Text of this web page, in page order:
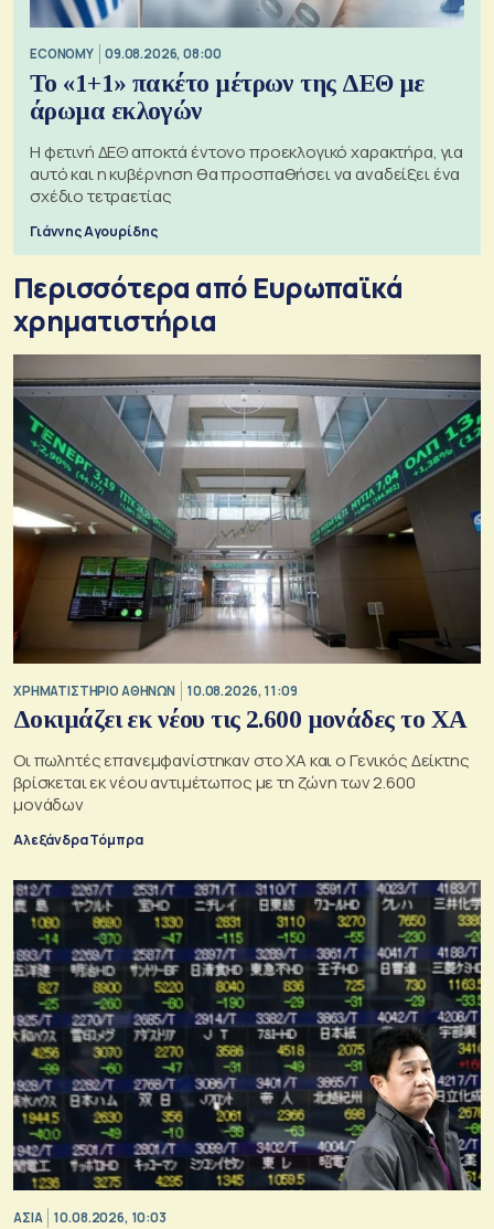
ECONOMY 09.08.2026, 08:00
Το «1+1» πακέτο μέτρων της ΔΕΘ με
άρωμα εκλογών
Η φετινή ΔΕΘ αποκτά έντονο προεκλογικό χαρακτήρα, για
αυτό και η κυβέρνηση θα προσπαθήσει να αναδείξει ένα
σχέδιο τετραετίας
Γιάννης Αγουρίδης
Περισσότερα από Ευρωπαϊκά
χρηματιστήρια
XΡΗΜΑΤΙΣΤΗΡΙΟ ΑΘΗΝΩΝ 10.08.2026, 11:09
Δοκιμάζει εκ νέου τις 2.600 μονάδες το ΧΑ
Οι πωλητές επανεμφανίστηκαν στο ΧΑ και ο Γενικός Δείκτης
βρίσκεται εκ νέου αντιμέτωπος με τη ζώνη των 2.600
μονάδων
Αλεξάνδρα Τόμπρα
ΑΣΙΑ 10.08.2026, 10:03